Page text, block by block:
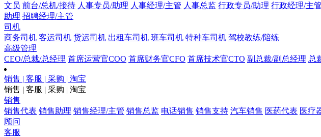
文员 前台/总机/接待 人事专员/助理 人事经理/主管 人事总监 行政专员/助理 行政经理/主管
助理 招聘经理/主管
司机
商务司机 客运司机 货运司机 出租车司机 班车司机 特种车司机 驾校教练/陪练
高级管理
CEO/总裁/总经理 首席运营官COO 首席财务官CFO 首席技术官CTO 副总裁/副总经理 总
销售 | 客服 | 采购 | 淘宝
销售 | 客服 | 采购 | 淘宝
销售
销售代表 销售助理 销售经理/主管 销售总监 电话销售 销售支持 汽车销售 医药代表 医疗
顾问
客服